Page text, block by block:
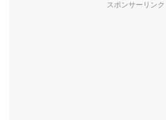
スポンサーリンク